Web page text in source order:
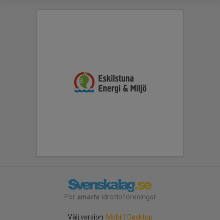
För smarta idrottsföreningar
Välj version: Mobil Desktop